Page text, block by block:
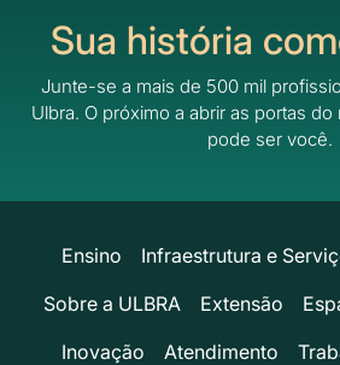
Sua história
Junte-se a mais de 500 mil
Ulbra. O próximo a abrir as portas
pode ser você.
Ensino Infraestrutura e
Sobre a ULBRA
Extensão
Inovação
Atendimento